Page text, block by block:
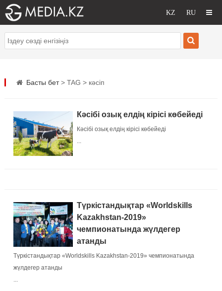
Басты бет> TAG > кәсіп
Кәсібі озық елдің кірісі көбейеді
Кәсібі озық елдің кірісі көбейеді
...
Түркістандықтар «Worldskills
Kazakhstan-2019»
чемпионатында жүлдегер
атанды
Түркістандықтар «Worldskills Kazakhstan-2019» чемпионатында
жүлдегер атанды
...